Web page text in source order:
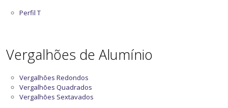
Perfil T
Vergalhões de Alumínio
Vergalhões Redondos
Vergalhões Quadrados
Vergalhões Sextavados